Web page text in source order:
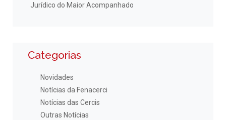
Jurídico do Maior Acompanhado
Categorias
Novidades
Notícias da Fenacerci
Notícias das Cercis
Outras Notícias